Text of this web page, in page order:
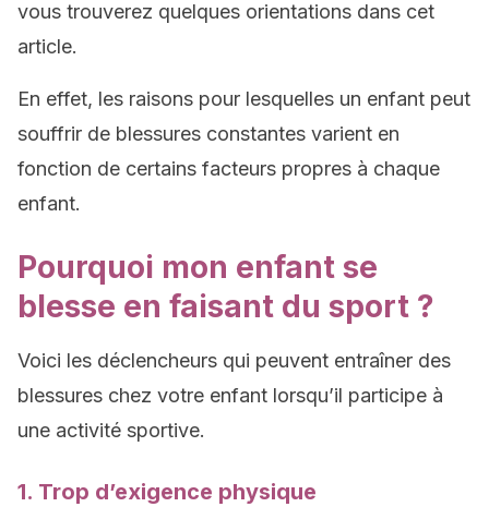
vous trouverez quelques orientations dans cet
article.
En effet, les raisons pour lesquelles un enfant peut
souffrir de blessures constantes varient en
fonction de certains facteurs propres à chaque
enfant.
Pourquoi mon enfant se
blesse en faisant du sport ?
Voici les déclencheurs qui peuvent entraîner des
blessures chez votre enfant lorsqu’il participe à
une activité sportive.
1. Trop d’exigence physique